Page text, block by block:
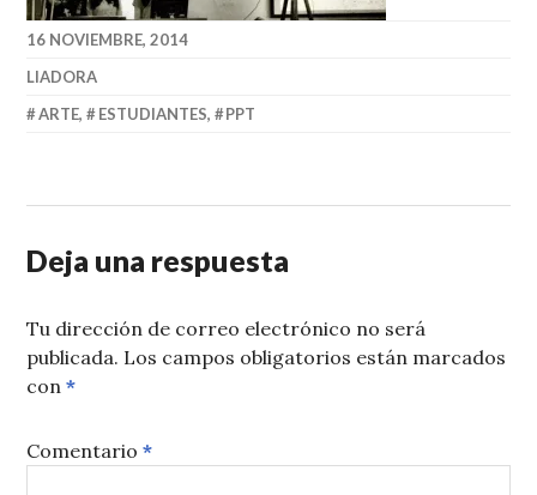
16 NOVIEMBRE, 2014
LIADORA
ARTE, ESTUDIANTES, PPT
Deja una respuesta
Tu dirección de correo electrónico no será
publicada. Los campos obligatorios están marcados
con*
Comentario*